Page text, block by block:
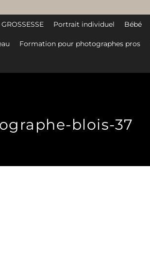
Portrait individuel Bébé
Formation pour photographes pros
blois-37